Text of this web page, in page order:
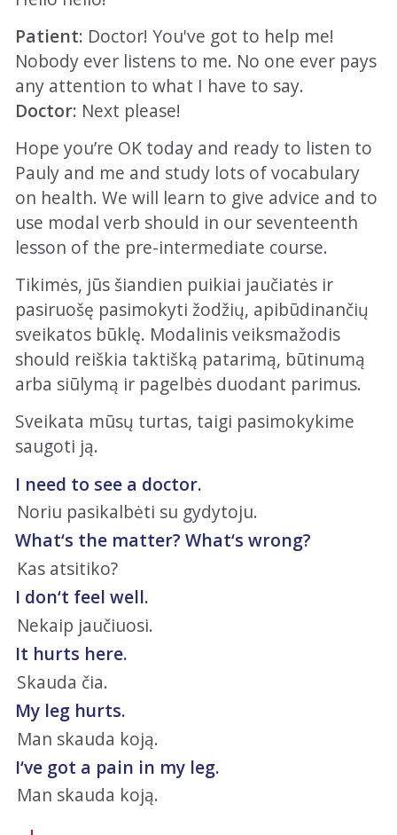
Patient: Doctor! You've got to help me!
Nobody ever listens to me. No one ever pays
any attention to what I have to say.
Doctor: Next please!
Hope you’re OK today and ready to listen to
Pauly and me and study lots of vocabulary
on health. We will learn to give advice and to
use modal verb should in our seventeenth
lesson of the pre-intermediate course.
Tikimės, jūs šiandien puikiai jaučiatės ir
pasiruošę pasimokyti žodžių, apibūdinančių
sveikatos būklę. Modalinis veiksmažodis
should reiškia taktišką patarimą, būtinumą
arba siūlymą ir pagelbės duodant parimus.
Sveikata mūsų turtas, taigi pasimokykime
saugoti ją.
I need to see a doctor.
Noriu pasikalbėti su gydytoju.
What‘s the matter? What‘s wrong?
Kas atsitiko?
I don‘t feel well.
Nekaip jaučiuosi.
It hurts here.
Skauda čia.
My leg hurts.
Man skauda koją.
I‘ve got a pain in my leg.
Man skauda koją.